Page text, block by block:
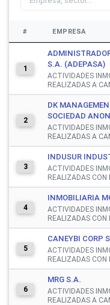
# EMPRESA
1
S.A. (ADEPASA)
ACTIVIDADES
REALIZADAS A
2
DK
SOCIEDAD
ACTIVIDADES
REALIZADAS A
3
INDUSUR
ACTIVIDADES
REALIZADAS CON
4
INMOBILIARIA
ACTIVIDADES
REALIZADAS CON
5
CANEYBI CORP
ACTIVIDADES
REALIZADAS CON
6
MRG S.A.
ACTIVIDADES
REALIZADAS A